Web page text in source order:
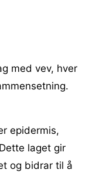
med vev, hver
epidermis,
laget gir
og bidrar til å